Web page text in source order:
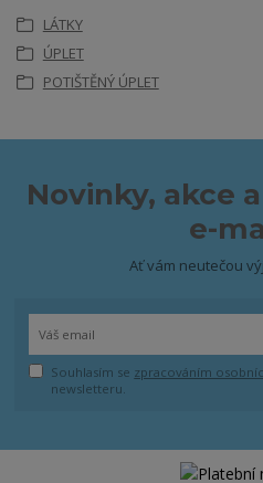
LÁTKY
ÚPLET
POTIŠTĚNÝ ÚPLET
Novinky, akce
e-
Ať vám neutečou
Souhlasím se zpracováním
newsletteru.